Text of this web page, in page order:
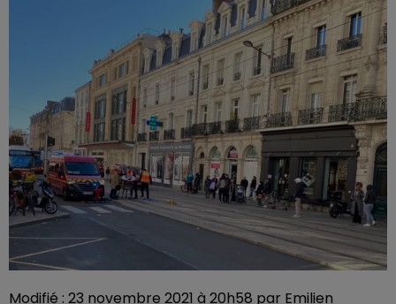
Modifié : 23 novembre 2021 à 20h58 par Emilien